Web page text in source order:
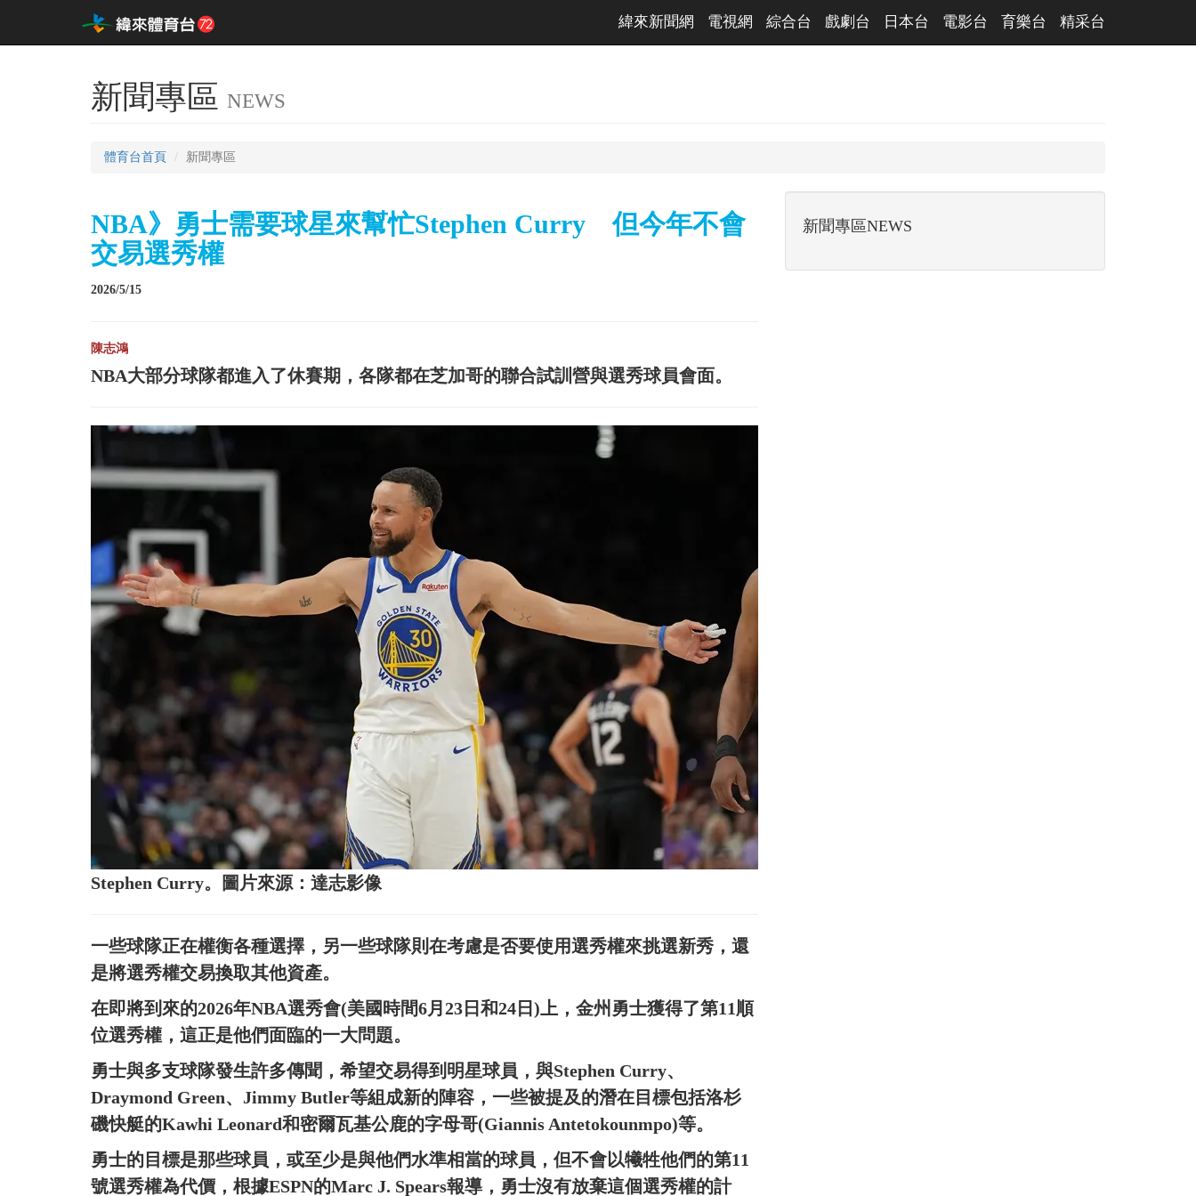
緯來新聞網 電視網 綜合台 戲劇台 日本台 電影台 育樂台 精采台
新聞專區 NEWS
體育台首頁 新聞專區
NBA》勇士需要球星來幫忙Stephen Curry 但今年不會
交易選秀權
2026/5/15
陳志鴻
NBA大部分球隊都進入了休賽期，各隊都在芝加哥的聯合試訓營與選秀球員會面。
Stephen Curry。圖片來源：達志影像
一些球隊正在權衡各種選擇，另一些球隊則在考慮是否要使用選秀權來挑選新秀，還
是將選秀權交易換取其他資產。
在即將到來的2026年NBA選秀會(美國時間6月23日和24日)上，金州勇士獲得了第11順
位選秀權，這正是他們面臨的一大問題。
勇士與多支球隊發生許多傳聞，希望交易得到明星球員，與Stephen Curry、
Draymond Green、Jimmy Butler等組成新的陣容，一些被提及的潛在目標包括洛杉
磯快艇的Kawhi Leonard和密爾瓦基公鹿的字母哥(Giannis Antetokounmpo)等。
勇士的目標是那些球員，或至少是與他們水準相當的球員，但不會以犧牲他們的第11
號選秀權為代價，根據ESPN的Marc J. Spears報導，勇士沒有放棄這個選秀權的計
新聞專區NEWS